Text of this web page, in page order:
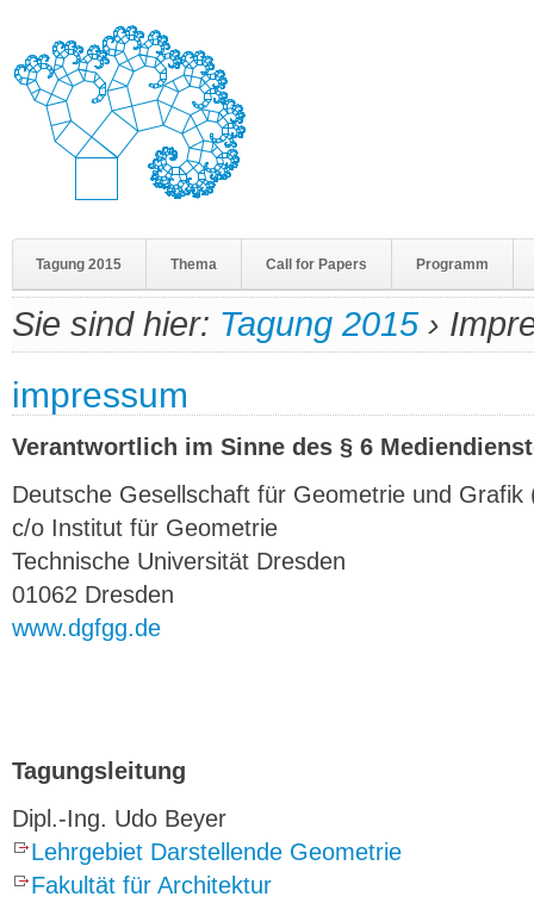
Tagung 2015 Thema Call for Papers Programm
Sie sind hier: Tagung 2015 ›
impressum
Verantwortlich im Sinne des § 6
Deutsche Gesellschaft für Geometrie und Grafik
c/o Institut für Geometrie
Technische Universität Dresden
01062 Dresden
www.dgfgg.de
Tagungsleitung
Dipl.-Ing. Udo Beyer
Lehrgebiet Darstellende Geometrie
Fakultät für Architektur